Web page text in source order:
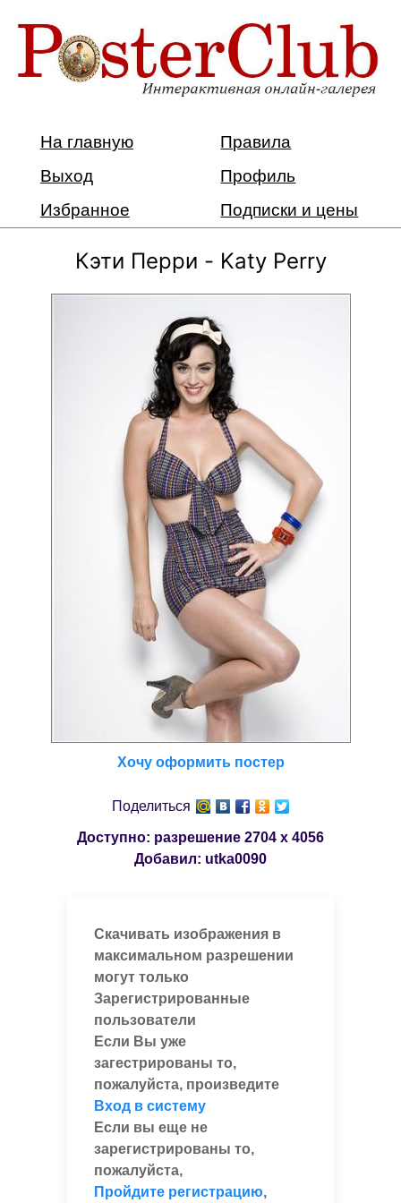
На главную
Правила
Выход
Профиль
Избранное
Подписки и цены
Кэти Перри - Katy Perry
Хочу оформить постер
Поделиться
Доступно: разрешение 2704 x 4056
Добавил: utka0090
Скачивать изображения в
максимальном разрешении
могут только
Зарегистрированные
пользователи
Если Вы уже
загестрированы то,
пожалуйста, произведите
Вход в систему
Если вы еще не
зарегистрированы то,
пожалуйста,
Пройдите регистрацию,